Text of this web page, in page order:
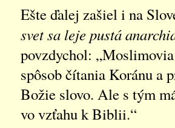
Ešte ďalej zašiel i na
svet sa leje pustá
povzdychol:
spôsob čítania Koránu a
Božie slovo. Ale s tým
vo vzťahu k Biblii.“